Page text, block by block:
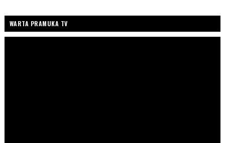
WARTA PRAMUKA TV